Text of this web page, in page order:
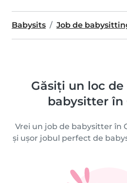
Babysits Job de
Găsiți un loc
babysitter în
Vrei un job de babysitter în
și ușor jobul perfect de